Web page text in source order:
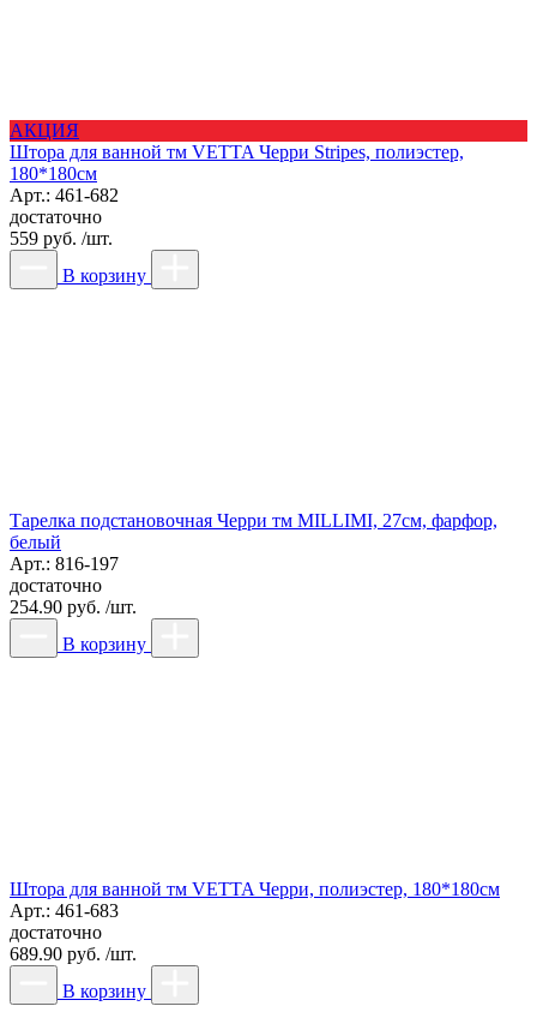
АКЦИЯ
Штора для ванной тм VETTA Черри Stripes, полиэстер,
180*180см
Арт.: 461-682
достаточно
559 руб. /шт.
В корзину
Тарелка подстановочная Черри тм MILLIMI, 27см, фарфор,
белый
Арт.: 816-197
достаточно
254.90 руб. /шт.
В корзину
Штора для ванной тм VETTA Черри, полиэстер, 180*180см
Арт.: 461-683
достаточно
689.90 руб. /шт.
В корзину